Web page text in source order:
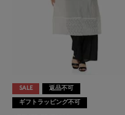
SALE 返品不可
ギフトラッピング不可